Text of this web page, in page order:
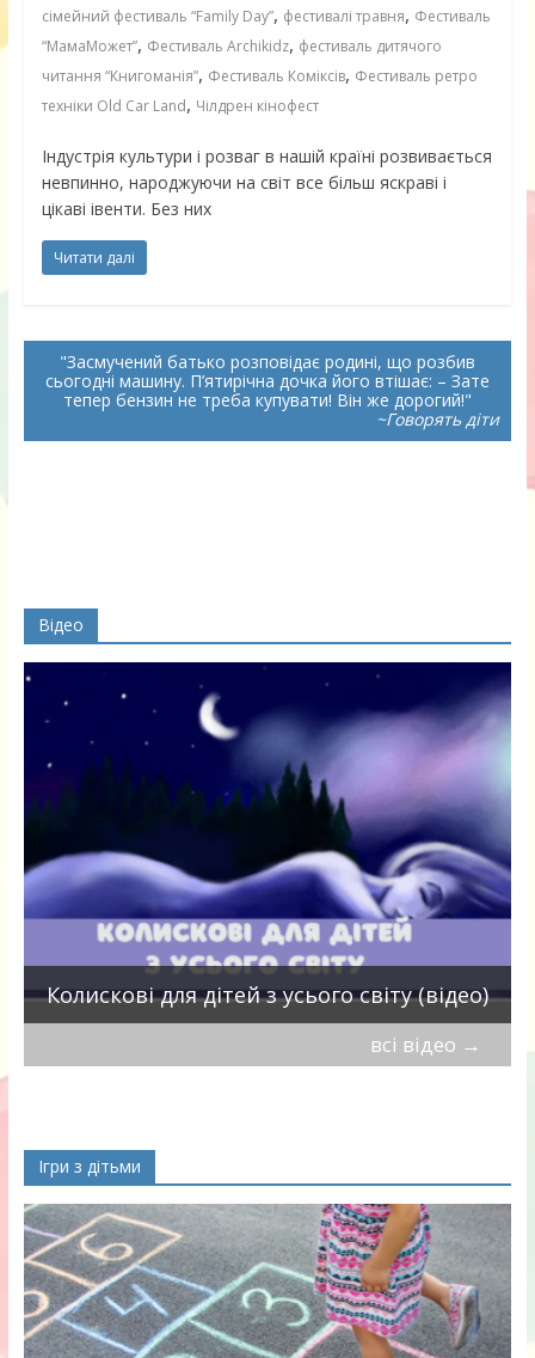
сімейний фестиваль “Family Day”, фестивалі травня, Фестиваль
“МамаМожет”, Фестиваль Archikidz, фестиваль дитячого
читання “Книгоманія”, Фестиваль Коміксів, Фестиваль ретро
техніки Old Car Land, Чілдрен кінофест
Індустрія культури і розваг в нашій країні розвивається
невпинно, народжуючи на світ все більш яскраві і
цікаві івенти. Без них
Читати далі
Засмучений батько розповідає родині, що розбив
сьогодні машину. П’ятирічна дочка його втішає: – Зате
тепер бензин не треба купувати! Він же дорогий!
~Говорять діти
Відео
Колискові для дітей з усього світу (відео)
всі відео →
Ігри з дітьми